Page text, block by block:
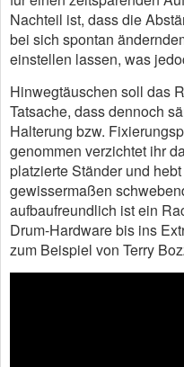
Nachteil ist, dass die
bei sich spontan
einstellen lassen, was
Hinwegtäuschen soll das
Tatsache, dass dennoch
Halterung bzw.
genommen verzichtet ihr
platzierte Ständer und
gewissermaßen
aufbaufreundlich ist ein
Drum-Hardware bis ins
zum Beispiel von Terry